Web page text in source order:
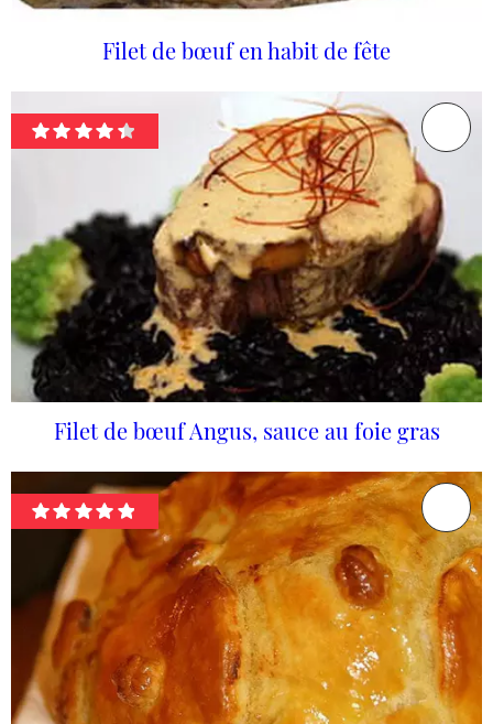
Filet de bœuf en habit de fête
Filet de bœuf Angus, sauce au foie gras